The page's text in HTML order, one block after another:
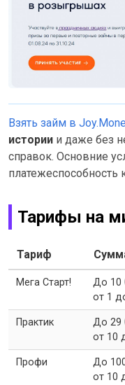
Взять займ в
истории и даже без
справок. Основние
платежеспособность
Тарифы на
Тариф
Мега Старт!
До 10
от 1
Практик
До 29
от 10
Профи
До
от 10